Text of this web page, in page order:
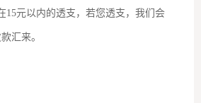
15元以内的透支，若您透支，我们会
汇来。